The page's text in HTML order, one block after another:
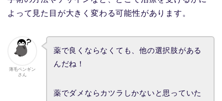
よって見た目が大きく変わる可能性があります。
薄毛ペンギン
さん
薬で良くならなくても、他の選択肢がある
んだね！
薬でダメならカツラしかないと思っていた